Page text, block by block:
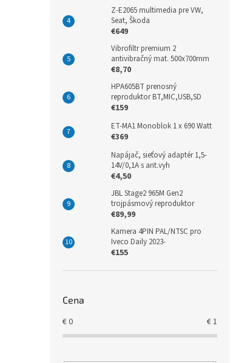
Z-E2065 multimedia pre VW,
Seat, Škoda
€649
Vibrofiltr premium 2
antivibračný mat. 500x700mm
€8,70
HPA605BT prenosný
reproduktor BT,MIC,USB,SD
€159
ET-MA1 Monoblok 1 x 690 Watt
€369
Napájač, sieťový adaptér 1,5-
14V/0,1A s ant.vyh
€4,50
JBL Stage2 965M Gen2
trojpásmový reproduktor
€89,99
Kamera 4PIN PAL/NTSC pro
Iveco Daily 2023-
€155
Cena
€0 €1